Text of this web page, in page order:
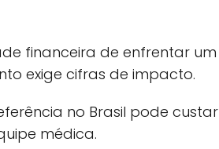
financeira de enfrentar um
exige cifras de impacto.
no Brasil pode custar
médica.